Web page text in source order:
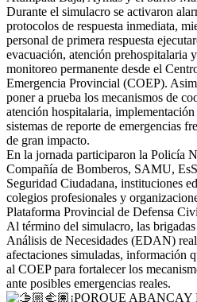
Durante el simulacro se activaron
protocolos de respuesta inmediata,
personal de primera respuesta
evacuación, atención prehospitalaria
monitoreo permanente desde el
Emergencia Provincial (COEP).
poner a prueba los mecanismos de
atención hospitalaria,
sistemas de reporte de emergencias
de gran impacto.
En la jornada participaron la Policía
Compañía de Bomberos, SAMU,
Seguridad Ciudadana, instituciones
colegios profesionales y
Plataforma Provincial de Defensa
Al término del simulacro, las
Análisis de Necesidades (EDAN)
afectaciones simuladas, información
al COEP para fortalecer los
ante posibles emergencias reales.
¡PORQUE